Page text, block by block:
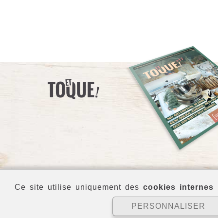
Ce site utilise uniquement des cookies internes
PERSONNALISER